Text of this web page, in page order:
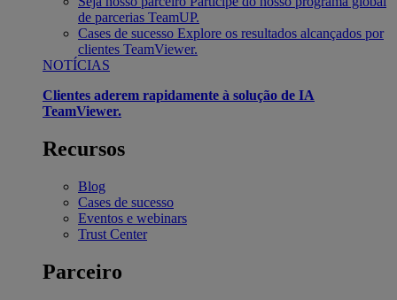
de parcerias TeamUP.
Cases de sucesso Explore os resultados alcançados por
clientes TeamViewer.
NOTÍCIAS
Clientes aderem rapidamente à solução de IA
TeamViewer.
Recursos
Blog
Cases de sucesso
Eventos e webinars
Trust Center
Parceiro